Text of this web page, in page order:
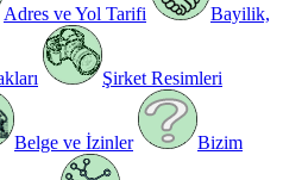
Adres ve Yol Tarifi Bayilik,
Şirket Resimleri
Belge ve İzinler Bizim